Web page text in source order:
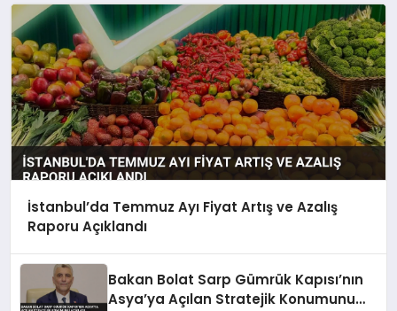
İstanbul’da Temmuz Ayı Fiyat Artış ve Azalış
Raporu Açıklandı
Bakan Bolat Sarp Gümrük Kapısı’nın
Asya’ya Açılan Stratejik Konumunu